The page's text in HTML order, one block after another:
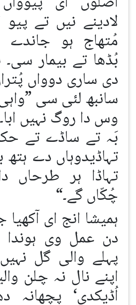
لادینے نیں تے
مُتھاج ہو جاندے
بُڈھا تے بیمار
دی ساری دوواں
سانبھ لئی سی
وس دا روگ نہیں
بَہ تے ساڈے تے
تہاڈیدوہاں دے ہتھ
تہاڈا ہر طرحاں
چُکّاں گے۔“
ہمیشا انج ای آکھیا
دن عمل وی
پہلے والی گل
اپنے نال نہ چلن
اُڈیکدی‘ پچھانہ